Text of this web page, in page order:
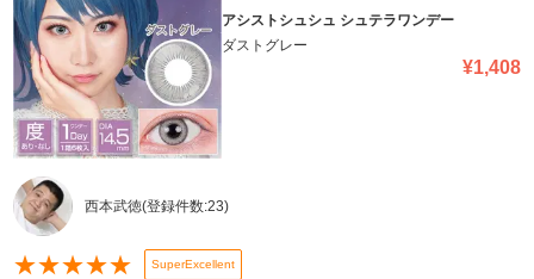
アシストシュシュ シュテラワンデー
ダストグレー
¥1,408
西本武徳(登録件数:23)
★★★★★ SuperExcellent